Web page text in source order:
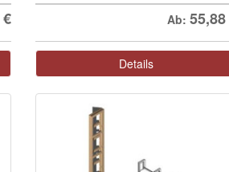
€ Ab: 55,88
Details